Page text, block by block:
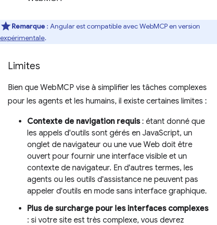
Remarque : Angular est compatible avec WebMCP en version
expérimentale.
Limites
Bien que WebMCP vise à simplifier les tâches complexes
pour les agents et les humains, il existe certaines limites :
Contexte de navigation requis: étant donné que
les appels d'outils sont gérés en JavaScript, un
onglet de navigateur ou une vue Web doit être
ouvert pour fournir une interface visible et un
contexte de navigateur. En d'autres termes, les
agents ou les outils d'assistance ne peuvent pas
appeler d'outils en mode sans interface graphique.
Plus de surcharge pour les interfaces complexes
: si votre site est très complexe, vous devrez